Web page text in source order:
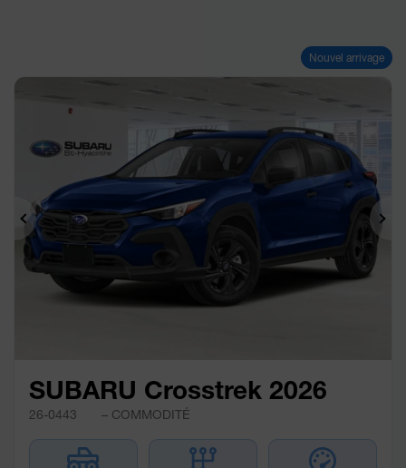
Nouvel arrivage
Précédent
SUBARU Crosstrek 2026
26-0443 – COMMODITÉ